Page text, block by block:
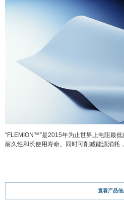
“FLEMION™”是2015年为止世界上电阻最
耐久性和长使用寿命。同时可削减能源消耗
查看产品信